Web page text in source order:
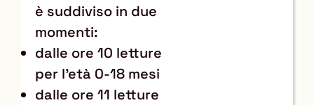
è suddiviso in due
momenti:
dalle ore 10 letture
per l'età 0-18 mesi
dalle ore 11 letture